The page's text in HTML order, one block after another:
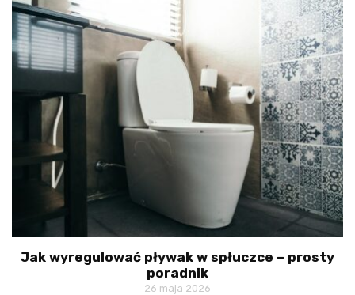
Jak wyregulować pływak w spłuczce – prosty
poradnik
26 maja 2026